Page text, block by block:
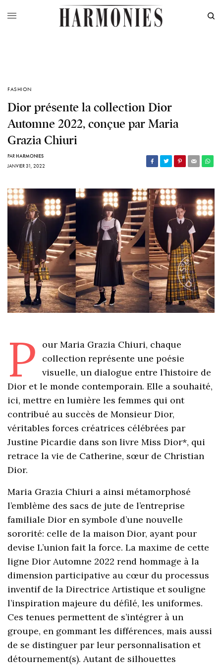
FASHION
Dior présente la collection Dior
Automne 2022, conçue par Maria
Grazia Chiuri
PARHARMONIES
JANVIER 31, 2022
P
our Maria Grazia Chiuri, chaque
collection représente une poésie
visuelle, un dialogue entre l’histoire de
Dior et le monde contemporain. Elle a souhaité,
ici, mettre en lumière les femmes qui ont
contribué au succès de Monsieur Dior,
véritables forces créatrices célébrées par
Justine Picardie dans son livre Miss Dior*, qui
retrace la vie de Catherine, sœur de Christian
Dior.
Maria Grazia Chiuri a ainsi métamorphosé
l’emblème des sacs de jute de l’entreprise
familiale Dior en symbole d’une nouvelle
sororité: celle de la maison Dior, ayant pour
devise L’union fait la force. La maxime de cette
ligne Dior Automne 2022 rend hommage à la
dimension participative au cœur du processus
inventif de la Directrice Artistique et souligne
l’inspiration majeure du défilé, les uniformes.
Ces tenues permettent de s’intégrer à un
groupe, en gommant les différences, mais aussi
de se distinguer par leur personnalisation et
détournement(s). Autant de silhouettes